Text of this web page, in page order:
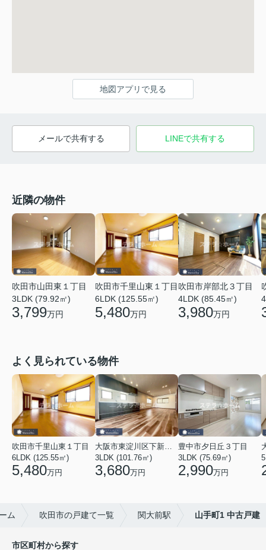
地図アプリで見る
メールで共有する LINEで共有する
近隣の物件
吹田市山田東１丁目
3LDK (79.92㎡)
3,799万円
吹田市千里山東１丁目
6LDK (125.55㎡)
5,480万円
吹田市岸部北３丁目
4LDK (85.45㎡)
3,980万円
よく見られている物件
吹田市千里山東１丁目
6LDK (125.55㎡)
5,480万円
大阪市東淀川区下新庄４丁目
3LDK (101.76㎡)
3,680万円
豊中市夕日丘３丁目
3LDK (75.69㎡)
2,990万円
ム 吹田市の戸建て一覧 関大前駅 山手町1 中古戸建
市区町村から探す